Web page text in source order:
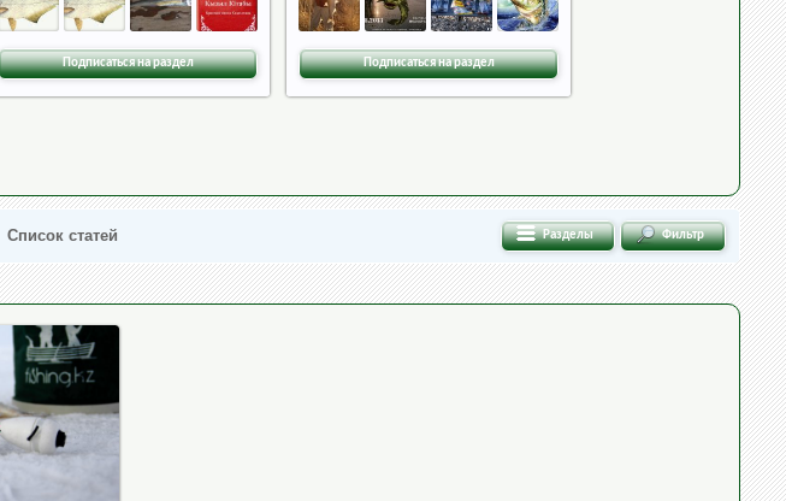
Подписаться на раздел Подписаться на раздел
Список статей Разделы Фильтр